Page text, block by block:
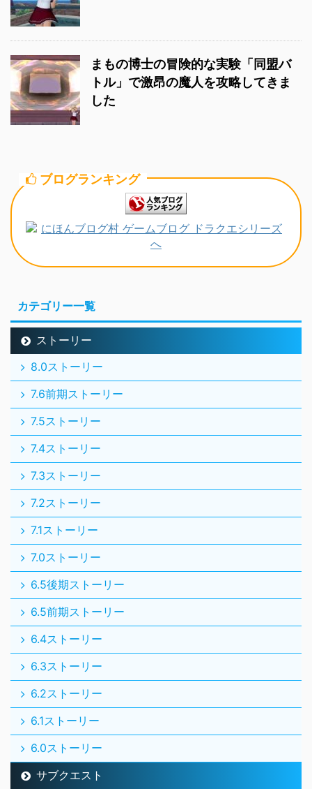
まもの博士の冒険的な実験「同盟バ
トル」で激昂の魔人を攻略してきま
した
ブログランキング
カテゴリー一覧
ストーリー
8.0ストーリー
7.6前期ストーリー
7.5ストーリー
7.4ストーリー
7.3ストーリー
7.2ストーリー
7.1ストーリー
7.0ストーリー
6.5後期ストーリー
6.5前期ストーリー
6.4ストーリー
6.3ストーリー
6.2ストーリー
6.1ストーリー
6.0ストーリー
サブクエスト